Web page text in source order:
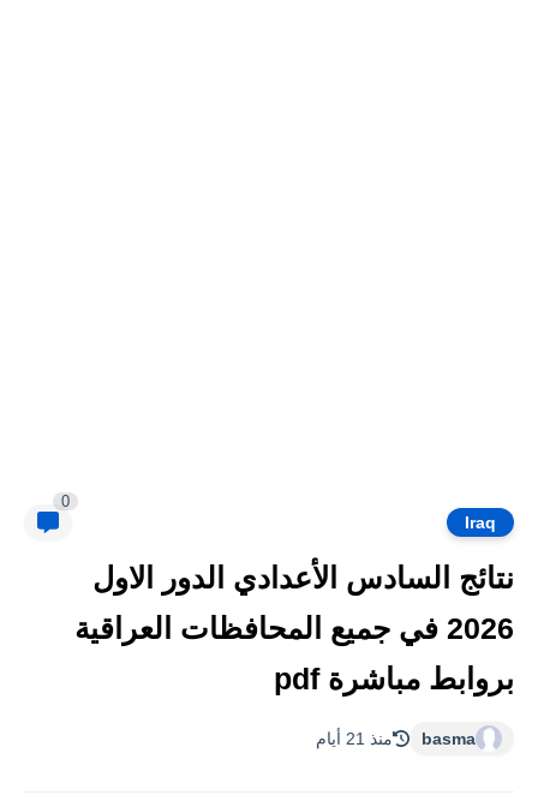
Iraq
0
نتائج السادس الأعدادي الدور الاول
2026 في جميع المحافظات العراقية
بروابط مباشرة pdf
basma منذ 21 أيام